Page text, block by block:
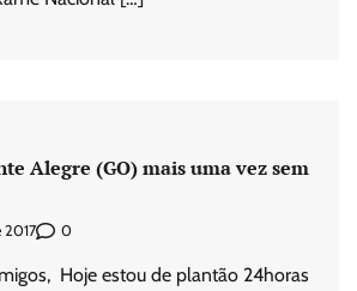
Alegre (GO) mais uma vez sem
2017 0
Hoje estou de plantão 24horas